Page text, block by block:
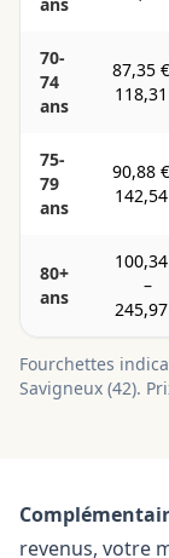
70-
74
ans
87,35 €
75-
79
ans
90,88 €
80+
ans
–
Fourchettes
Savigneux (42).
revenus, votre